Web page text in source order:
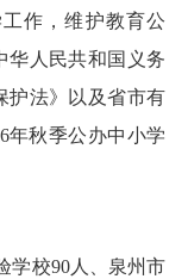
作，维护教育公
华人民共和国义务
护法》以及省市有
年秋季公办中小学
校90人、泉州市